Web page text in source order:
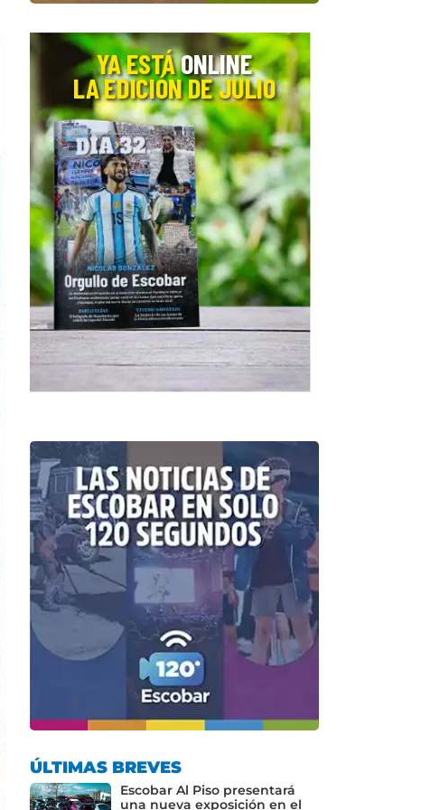
ÚLTIMAS BREVES
Escobar Al Piso presentará
una nueva exposición en el